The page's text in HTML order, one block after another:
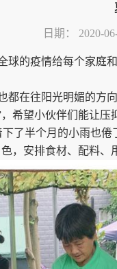
日期： 2020-
的疫情给每个家庭
在往阳光明媚的方
希望小伙伴们能让压
了半个月的小雨也倦
色，安排食材、配料